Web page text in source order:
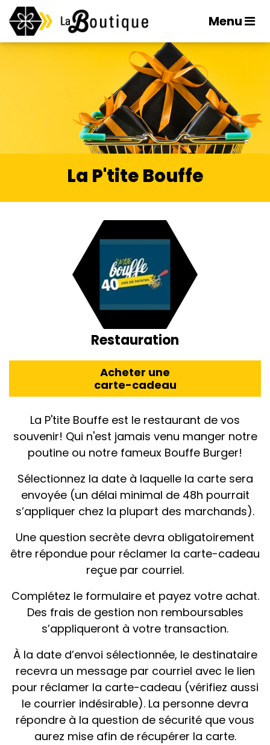
Menu
La P'tite Bouffe
Restauration
Acheter une
carte-cadeau
La P'tite Bouffe est le restaurant de vos
souvenir! Qui n'est jamais venu manger notre
poutine ou notre fameux Bouffe Burger!
Sélectionnez la date à laquelle la carte sera
envoyée (un délai minimal de 48h pourrait
s’appliquer chez la plupart des marchands).
Une question secrète devra obligatoirement
être répondue pour réclamer la carte-cadeau
reçue par courriel.
Complétez le formulaire et payez votre achat.
Des frais de gestion non remboursables
s’appliqueront à votre transaction.
À la date d’envoi sélectionnée, le destinataire
recevra un message par courriel avec le lien
pour réclamer la carte-cadeau (vérifiez aussi
le courrier indésirable). La personne devra
répondre à la question de sécurité que vous
aurez mise afin de récupérer la carte.